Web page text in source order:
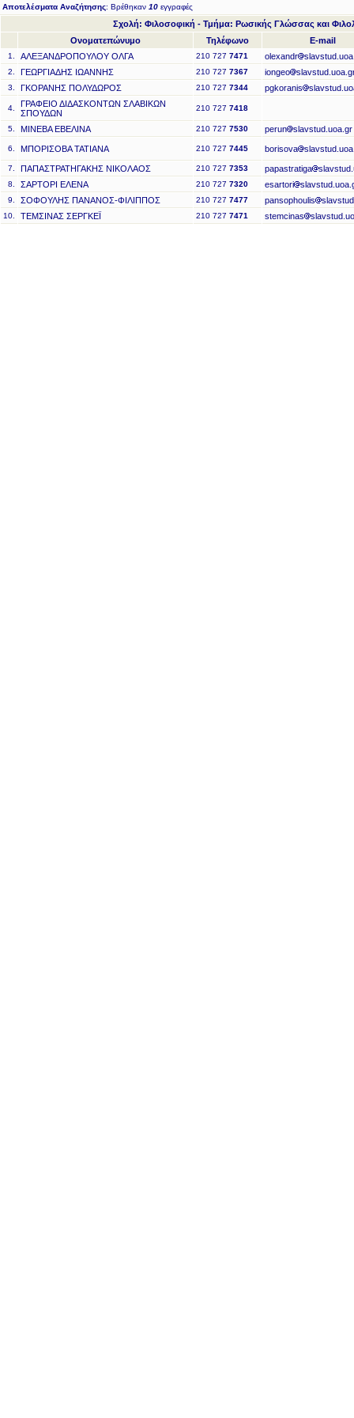
Αποτελέσματα Αναζήτησης: Βρέθηκαν 10 εγγραφές
Σχολή: Φιλοσοφική - Τμήμα: Ρωσικής Γλώσσας και
Ονοματεπώνυμο
Τηλέφωνο E-mail
1. ΑΛΕΞΑΝΔΡΟΠΟΥΛΟΥ ΟΛΓΑ 210 727 7471 olexandr
2. ΓΕΩΡΓΙΑΔΗΣ ΙΩΑΝΝΗΣ 210 727 7367 iongeo
3. ΓΚΟΡΑΝΗΣ ΠΟΛΥΔΩΡΟΣ 210 727 7344 pgkoranis
4.
ΓΡΑΦΕΙΟ ΔΙΔΑΣΚΟΝΤΩΝ ΣΛΑΒΙΚΩΝ
ΣΠΟΥΔΩΝ
210 727 7418
5. ΜΙΝΕΒΑ ΕΒΕΛΙΝΑ 210 727 7530 perun slavstud.uoa.gr
6. ΜΠΟΡΙΣΟΒΑ ΤΑΤΙΑΝΑ 210 727 7445 borisova
7. ΠΑΠΑΣΤΡΑΤΗΓΑΚΗΣ ΝΙΚΟΛΑΟΣ 210 727 7353 papastratiga
8. ΣΑΡΤΟΡΙ ΕΛΕΝΑ 210 727 7320 esartori
9. ΣΟΦΟΥΛΗΣ ΠΑΝΑΝΟΣ-ΦΙΛΙΠΠΟΣ 210 727 7477 pansophoulis
10. ΤΕΜΣΙΝΑΣ ΣΕΡΓΚΕΪ 210 727 7471 stemcinas